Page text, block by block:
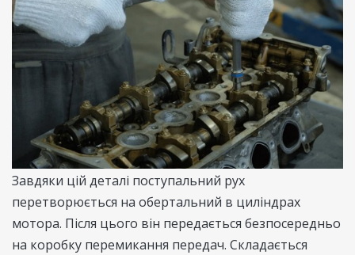
Завдяки цій деталі поступальний рух
перетворюється на обертальний в циліндрах
мотора. Після цього він передається безпосередньо
на коробку перемикання передач. Складається